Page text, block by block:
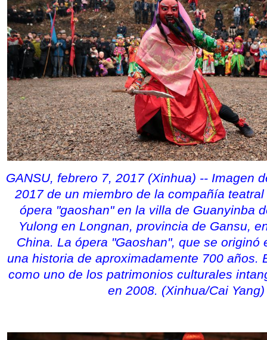
GANSU, febrero 7, 2017 (Xinhua) -- Imagen
2017 de un miembro de la compañía
ópera "gaoshan" en la villa de Guanyinba
Yulong en Longnan, provincia de Gansu,
China. La ópera "Gaoshan", que se originó
una historia de aproximadamente 700 años.
como uno de los patrimonios culturales
en 2008. (Xinhua/Cai Yang)